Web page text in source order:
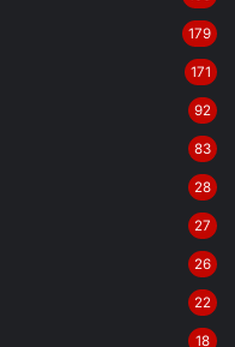
179
171
92
83
28
27
26
22
18